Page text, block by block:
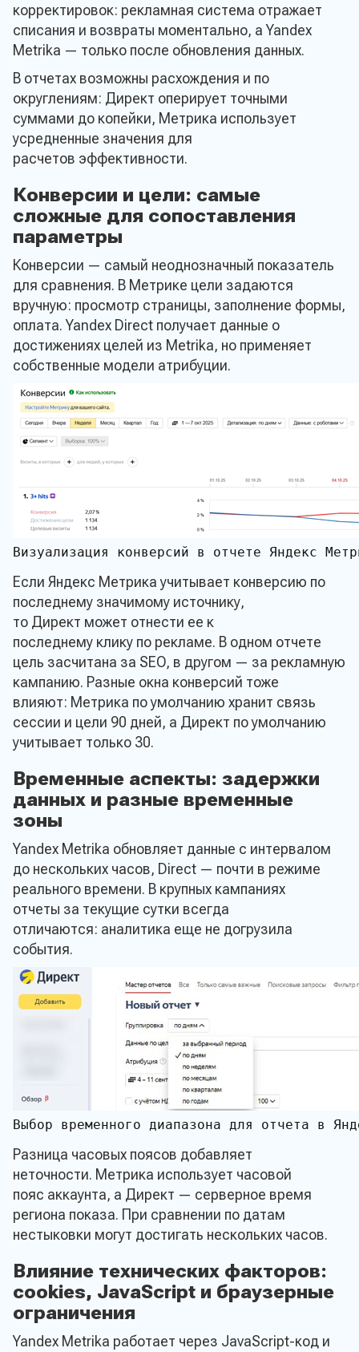
корректировок: рекламная система отражает
списания и возвраты моментально, а Yandex
Metrika — только после обновления данных.
В отчетах возможны расхождения и по
округлениям: Директ оперирует точными
суммами до копейки, Метрика использует
усредненные значения для
расчетов эффективности.
Конверсии и цели: самые
сложные для сопоставления
параметры
Конверсии — самый неоднозначный показатель
для сравнения. В Метрике цели задаются
вручную: просмотр страницы, заполнение формы,
оплата. Yandex Direct получает данные о
достижениях целей из Metrika, но применяет
собственные модели атрибуции.
Визуализация конверсий в отчете Яндекс
Если Яндекс Метрика учитывает конверсию по
последнему значимому источнику,
то Директ может отнести ее к
последнему клику по рекламе. В одном отчете
цель засчитана за SEO, в другом — за рекламную
кампанию. Разные окна конверсий тоже
влияют: Метрика по умолчанию хранит связь
сессии и цели 90 дней, а Директ по умолчанию
учитывает только 30.
Временные аспекты: задержки
данных и разные временные
зоны
Yandex Metrika обновляет данные с интервалом
до нескольких часов, Direct — почти в режиме
реального времени. В крупных кампаниях
отчеты за текущие сутки всегда
отличаются: аналитика еще не догрузила
события.
Выбор временного диапазона для отчета в
Разница часовых поясов добавляет
неточности. Метрика использует часовой
пояс аккаунта, а Директ — серверное время
региона показа. При сравнении по датам
нестыковки могут достигать нескольких часов.
Влияние технических факторов:
cookies, JavaScript и браузерные
ограничения
Yandex Metrika работает через JavaScript-код и